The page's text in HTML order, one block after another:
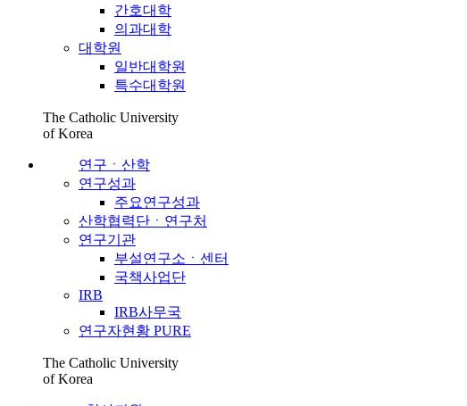
간호대학
의과대학
대학원
일반대학원
특수대학원
The Catholic University
of Korea
연구ㆍ산학
연구성과
주요연구성과
산학협력단ㆍ연구처
연구기관
부설연구소ㆍ센터
국책사업단
IRB
IRB사무국
연구자현황 PURE
The Catholic University
of Korea